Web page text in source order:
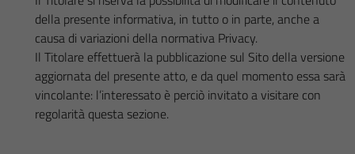
della presente informativa, in tutto o in parte, anche a
causa di variazioni della normativa Privacy.
Il Titolare effettuerà la pubblicazione sul Sito della versione
aggiornata del presente atto, e da quel momento essa sarà
vincolante: l’interessato è perciò invitato a visitare con
regolarità questa sezione.